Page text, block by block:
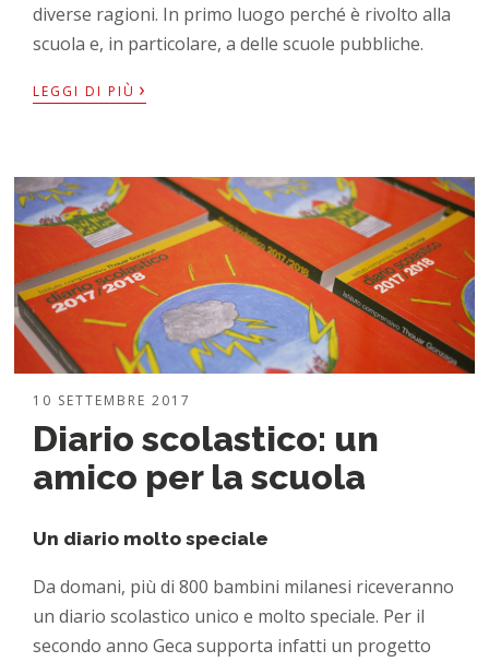
diverse ragioni. In primo luogo perché è rivolto alla
scuola e, in particolare, a delle scuole pubbliche.
LEGGI DI PIÙ ›
10 SETTEMBRE 2017
Diario scolastico: un
amico per la scuola
Un diario molto speciale
Da domani, più di 800 bambini milanesi riceveranno
un diario scolastico unico e molto speciale. Per il
secondo anno Geca supporta infatti un progetto